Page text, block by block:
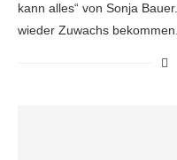
kann alles“ von Sonja
wieder Zuwachs